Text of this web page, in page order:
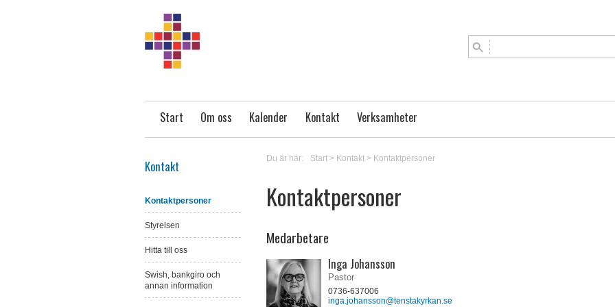
Start Om oss Kalender Kontakt Verksamheter
Kontakt
Kontaktpersoner
Styrelsen
Hitta till oss
Swish, bankgiro och
annan information
Du är här: Start> Kontakt> Kontaktpersoner
Kontaktpersoner
Medarbetare
Inga Johansson
Pastor
0736-637006
inga.johansson@tenstakyrkan.se